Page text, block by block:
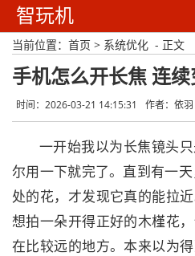
智玩机
当前位置： 首页 > 系统优化 - 正文
手机怎么开长焦 连
时间：2026-03-21 14:15:31 作者：依羽
一开始我以为长焦镜头
尔用一下就完了。直到有一
处的花，才发现它真的能拉
想拍一朵开得正好的木槿花
在比较远的地方。本来以为